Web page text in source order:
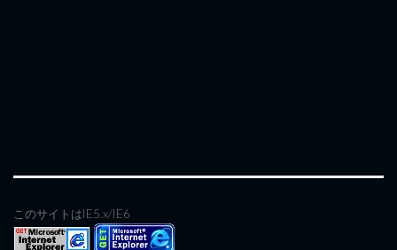
このサイトはIE5.x/IE6